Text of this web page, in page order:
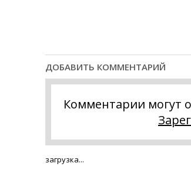
ДОБАВИТЬ КОММЕНТАРИЙ
Комментарии могут
загрузка...